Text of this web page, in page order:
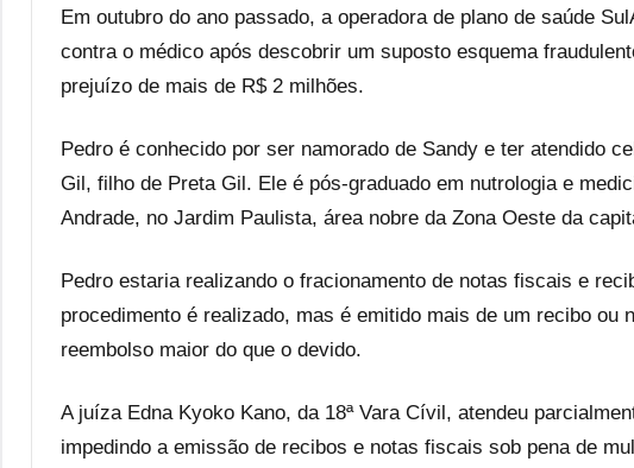
Em outubro do ano passado, a operadora de plano de saúde
contra o médico após descobrir um suposto esquema
prejuízo de mais de R$ 2 milhões.
Pedro é conhecido por ser namorado de Sandy e ter atendido
Gil, filho de Preta Gil. Ele é pós-graduado em nutrologia e
Andrade, no Jardim Paulista, área nobre da Zona Oeste da
Pedro estaria realizando o fracionamento de notas fiscais e
procedimento é realizado, mas é emitido mais de um recibo ou
reembolso maior do que o devido.
A juíza Edna Kyoko Kano, da 18ª Vara Cívil, atendeu
impedindo a emissão de recibos e notas fiscais sob pena de